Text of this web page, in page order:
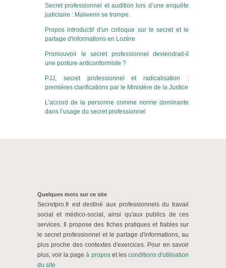
Secret professionnel et audition lors d’une enquête
judiciaire : Maïwenn se trompe.
Propos introductif d'un colloque sur le secret et le
partage d'informations en Lozère
Promouvoir le secret professionnel deviendrait-il
une posture anticonformiste ?
PJJ, secret professionnel et radicalisation :
premières clarifications par le Ministère de la Justice
L’accord de la personne comme norme dominante
dans l’usage du secret professionnel
Quelques mots sur ce site
Secretpro.fr est destiné aux professionnels du travail
social et médico-social, ainsi qu'aux publics de ces
services. Il propose des fiches pratiques et fiables sur
le secret professionnel et le partage d'informations, au
plus proche des contextes d'exercices. Pour en savoir
plus, voir la pageà proposet les conditions d'utilisation
du site